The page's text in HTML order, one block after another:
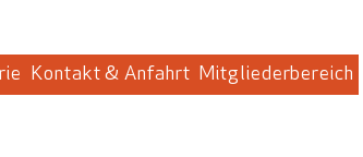
Kontakt & Anfahrt Mitgliederbereich